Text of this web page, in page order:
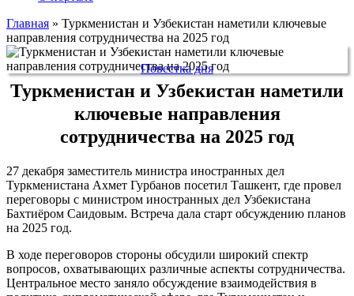
Главная » Туркменистан и Узбекистан наметили ключевые
направления сотрудничества на 2025 год
Повестка дня
Туркменистан и Узбекистан наметили
ключевые направления
сотрудничества на 2025 год
27 декабря заместитель министра иностранных дел
Туркменистана Ахмет Гурбанов посетил Ташкент, где провел
переговоры с министром иностранных дел Узбекистана
Бахтиёром Саидовым. Встреча дала старт обсуждению планов
на 2025 год.
В ходе переговоров стороны обсудили широкий спектр
вопросов, охватывающих различные аспекты сотрудничества.
Центральное место заняло обсуждение взаимодействия в